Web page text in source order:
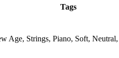
Tags
Age, Strings, Piano, Soft, Neutral,